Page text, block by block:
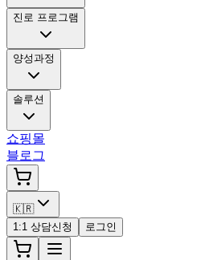
진로 프로그램
양성과정
솔루션
쇼핑몰
블로그
🇰🇷
1:1 상담신청
로그인